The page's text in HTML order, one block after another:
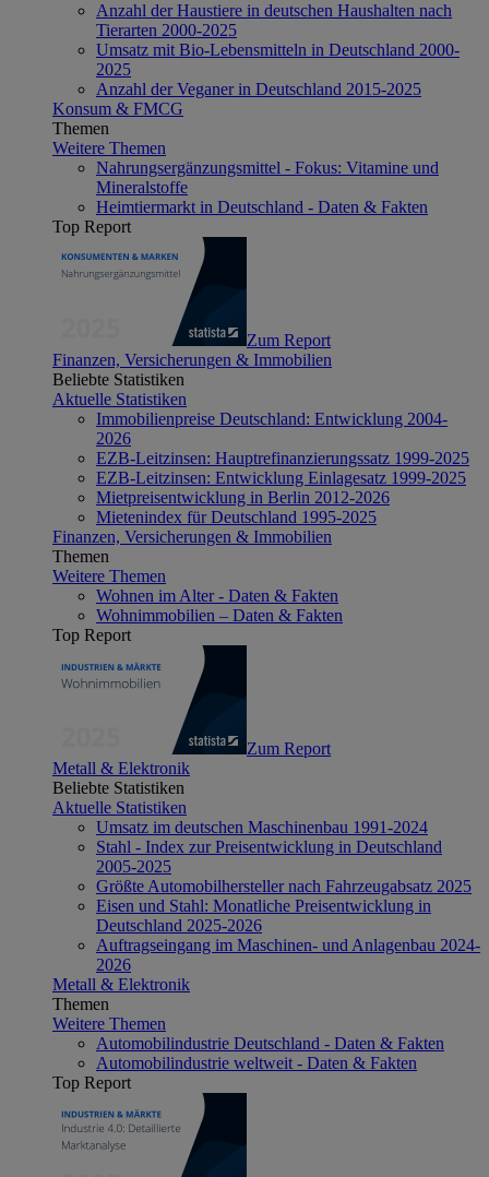
Anzahl der Haustiere in deutschen Haushalten nach
Tierarten 2000-2025
Umsatz mit Bio-Lebensmitteln in Deutschland 2000-
2025
Anzahl der Veganer in Deutschland 2015-2025
Konsum & FMCG
Themen
Weitere Themen
Nahrungsergänzungsmittel - Fokus: Vitamine und
Mineralstoffe
Heimtiermarkt in Deutschland - Daten & Fakten
Top Report
Zum Report
Finanzen, Versicherungen & Immobilien
Beliebte Statistiken
Aktuelle Statistiken
Immobilienpreise Deutschland: Entwicklung 2004-
2026
EZB-Leitzinsen: Hauptrefinanzierungssatz 1999-2025
EZB-Leitzinsen: Entwicklung Einlagesatz 1999-2025
Mietpreisentwicklung in Berlin 2012-2026
Mietenindex für Deutschland 1995-2025
Finanzen, Versicherungen & Immobilien
Themen
Weitere Themen
Wohnen im Alter - Daten & Fakten
Wohnimmobilien – Daten & Fakten
Top Report
Zum Report
Metall & Elektronik
Beliebte Statistiken
Aktuelle Statistiken
Umsatz im deutschen Maschinenbau 1991-2024
Stahl - Index zur Preisentwicklung in Deutschland
2005-2025
Größte Automobilhersteller nach Fahrzeugabsatz 2025
Eisen und Stahl: Monatliche Preisentwicklung in
Deutschland 2025-2026
Auftragseingang im Maschinen- und Anlagenbau 2024-
2026
Metall & Elektronik
Themen
Weitere Themen
Automobilindustrie Deutschland - Daten & Fakten
Automobilindustrie weltweit - Daten & Fakten
Top Report